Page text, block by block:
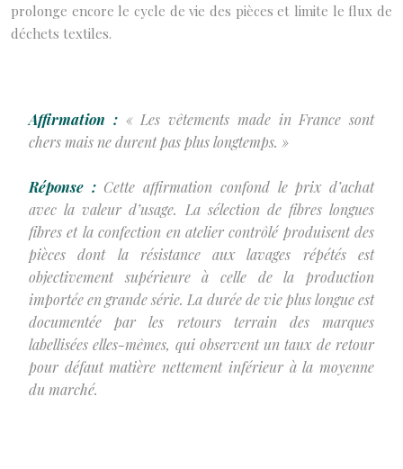
prolonge encore le cycle de vie des pièces et limite le flux de
déchets textiles.
Affirmation :« Les vêtements made in France sont
chers mais ne durent pas plus longtemps. »
Réponse :Cette affirmation confond le prix d’achat
avec la valeur d’usage. La sélection de fibres longues
fibres et la confection en atelier contrôlé produisent des
pièces dont la résistance aux lavages répétés est
objectivement supérieure à celle de la production
importée en grande série. La durée de vie plus longue est
documentée par les retours terrain des marques
labellisées elles-mêmes, qui observent un taux de retour
pour défaut matière nettement inférieur à la moyenne
du marché.